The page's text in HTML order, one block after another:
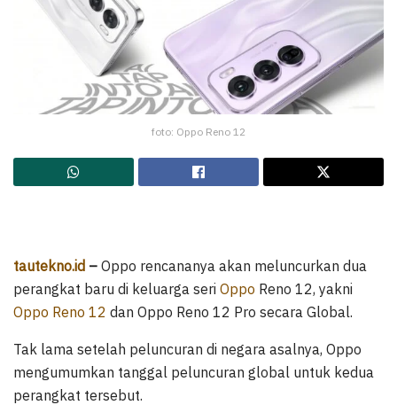
foto: Oppo Reno 12
tautekno.id – ​Oppo rencananya akan meluncurkan dua
perangkat baru di keluarga seri Oppo Reno 12, yakni
Oppo Reno 12 dan Oppo Reno 12 Pro secara Global.
Tak lama setelah peluncuran di negara asalnya, Oppo
mengumumkan tanggal peluncuran global untuk kedua
perangkat tersebut.